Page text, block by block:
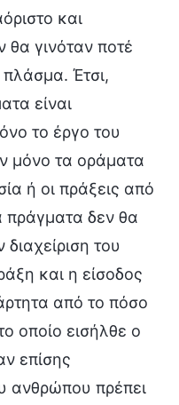
και
θα γινόταν ποτέ
Έτσι,
είναι
το έργο του
μόνο τα οράματα
ή οι πράξεις από
πράγματα δεν θα
του
και η είσοδος
από το πόσο
οποίο εισήλθε ο
επίσης
ανθρώπου πρέπει